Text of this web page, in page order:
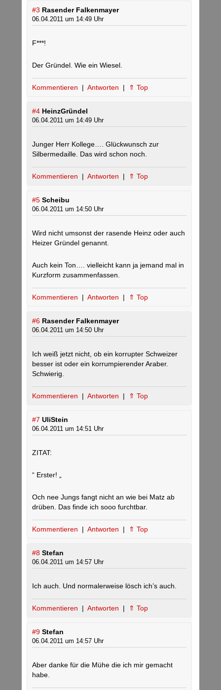
#3 Rasender Falkenmayer
06.04.2011 um 14:49 Uhr
F***!
Der Gründel. Wie ein Wiesel.
Kommentieren | Antworten | ⇑ Top
#4 HeinzGründel
06.04.2011 um 14:49 Uhr
Junger Herr Kollege…. Glückwunsch zur
Silbermedaille. Das wird schon noch.
Kommentieren | Antworten | ⇑ Top
#5 Scheibu
06.04.2011 um 14:50 Uhr
Wird nicht umsonst der rasende Heinz oder auch
Heizer Gründel genannt.
Auch kein Ton…. vielleicht kann ja jemand mal in
Kurzform zusammenfassen.
Kommentieren | Antworten | ⇑ Top
#6 Rasender Falkenmayer
06.04.2011 um 14:50 Uhr
Ich weiß jetzt nicht, ob ein korrupter Schweizer
besser ist oder ein korrumpierender Araber.
Schwierig.
Kommentieren | Antworten | ⇑ Top
#7 UliStein
06.04.2011 um 14:51 Uhr
ZITAT:
“ Erster! „
Och nee Jungs fangt nicht an wie bei Matz ab
drüben. Das finde ich sooo furchtbar.
Kommentieren | Antworten | ⇑ Top
#8 Stefan
06.04.2011 um 14:57 Uhr
Ich auch. Und normalerweise lösch ich’s auch.
Kommentieren | Antworten | ⇑ Top
#9 Stefan
06.04.2011 um 14:57 Uhr
Aber danke für die Mühe die ich mir gemacht
habe.